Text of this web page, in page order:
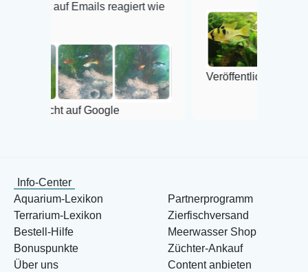
reagiert wie
Veröffentlicht auf Google
Info-Center
Aquarium-Lexikon
Terrarium-Lexikon
Bestell-Hilfe
Bonuspunkte
Über uns
Partnerprogramm
Zierfischversand
Meerwasser Shop
Züchter-Ankauf
Content anbieten